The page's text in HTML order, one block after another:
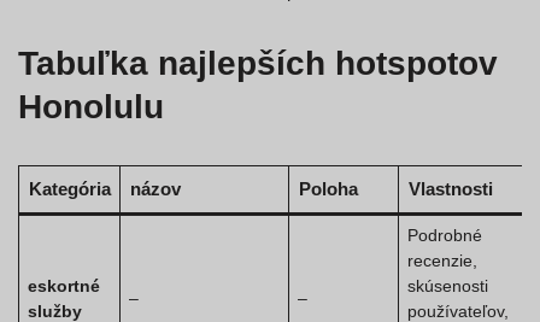
Tabuľka najlepších hotspotov
Honolulu
Kategória názov Poloha Vlastnosti
eskortné
služby
– –
Podrobné
recenzie,
skúsenosti
používateľov,